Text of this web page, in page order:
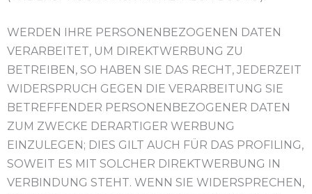
WERDEN IHRE PERSONENBEZOGENEN DATEN
VERARBEITET, UM DIREKTWERBUNG ZU
BETREIBEN, SO HABEN SIE DAS RECHT, JEDERZEIT
WIDERSPRUCH GEGEN DIE VERARBEITUNG SIE
BETREFFENDER PERSONENBEZOGENER DATEN
ZUM ZWECKE DERARTIGER WERBUNG
EINZULEGEN; DIES GILT AUCH FÜR DAS PROFILING,
SOWEIT ES MIT SOLCHER DIREKTWERBUNG IN
VERBINDUNG STEHT. WENN SIE WIDERSPRECHEN,